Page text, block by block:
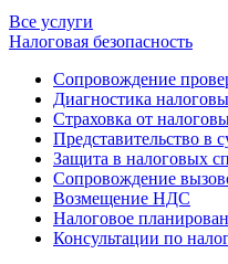
Все услуги
Налоговая безопасность
Сопровождение
Диагностика
Страховка от
Представительство в
Защита в налоговых
Сопровождение
Возмещение НДС
Налоговое
Консультации по